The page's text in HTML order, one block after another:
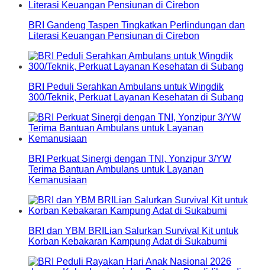
BRI Gandeng Taspen Tingkatkan Perlindungan dan
Literasi Keuangan Pensiunan di Cirebon
BRI Peduli Serahkan Ambulans untuk Wingdik
300/Teknik, Perkuat Layanan Kesehatan di Subang
BRI Perkuat Sinergi dengan TNI, Yonzipur 3/YW
Terima Bantuan Ambulans untuk Layanan
Kemanusiaan
BRI dan YBM BRILian Salurkan Survival Kit untuk
Korban Kebakaran Kampung Adat di Sukabumi